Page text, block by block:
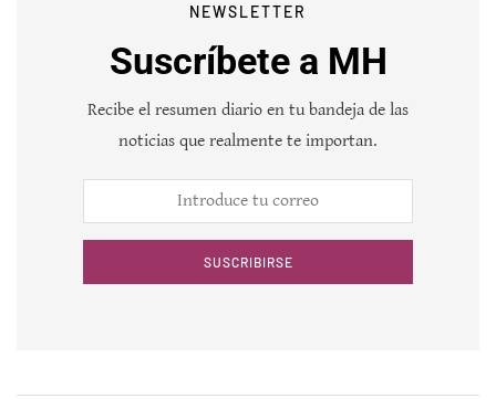
NEWSLETTER
Suscríbete a MH
Recibe el resumen diario en tu bandeja de las
noticias que realmente te importan.
SUSCRIBIRSE